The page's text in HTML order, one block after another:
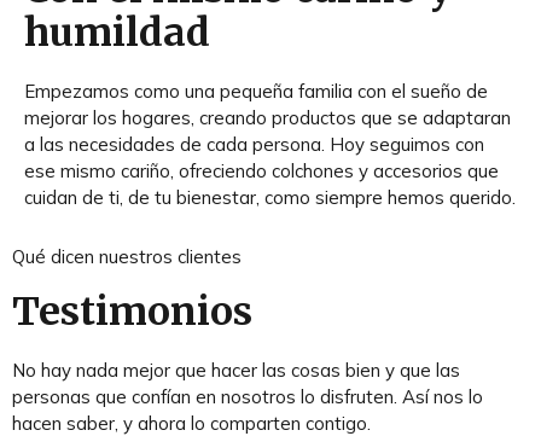
humildad
Empezamos como una pequeña familia con el sueño de
mejorar los hogares, creando productos que se adaptaran
a las necesidades de cada persona. Hoy seguimos con
ese mismo cariño, ofreciendo colchones y accesorios que
cuidan de ti, de tu bienestar, como siempre hemos querido.
Qué dicen nuestros clientes
Testimonios
No hay nada mejor que hacer las cosas bien y que las
personas que confían en nosotros lo disfruten. Así nos lo
hacen saber, y ahora lo comparten contigo.